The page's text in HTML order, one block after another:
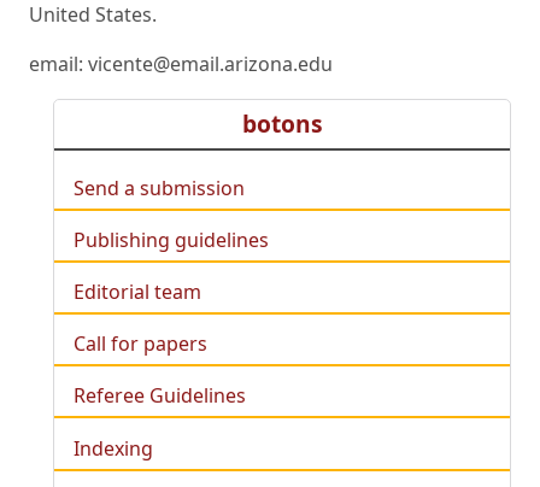
United States.
email: vicente@email.arizona.edu
botons
Send a submission
Publishing guidelines
Editorial team
Call for papers
Referee Guidelines
Indexing